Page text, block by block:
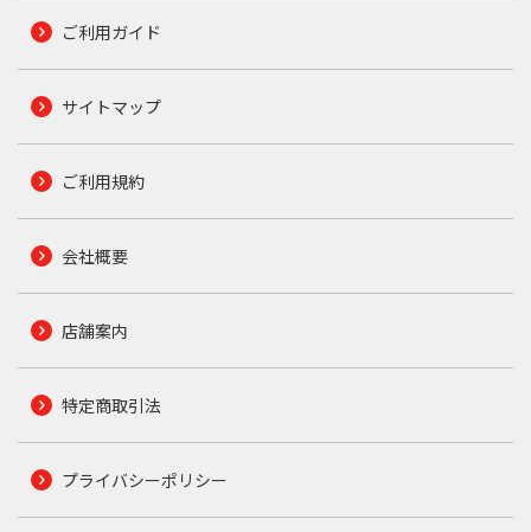
ご利用ガイド
サイトマップ
ご利用規約
会社概要
店舗案内
特定商取引法
プライバシーポリシー